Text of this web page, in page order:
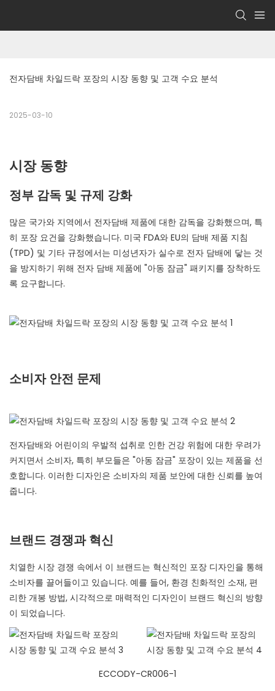
전자담배 차일드락 포장의 시장 동향 및 고객 수요 분석
2025-03-10
시장 동향
정부 감독 및 규제 강화
많은 국가와 지역에서 전자담배 제품에 대한 감독을 강화했으며, 특
히 포장 요건을 강화했습니다. 미국 FDA와 EU의 담배 제품 지침
(TPD) 및 기타 규정에서는 미성년자가 실수로 전자 담배에 닿는 것
을 방지하기 위해 전자 담배 제품에 "아동 잠금" 패키지를 장착하도
록 요구합니다.
소비자 안전 문제
전자담배와 어린이의 우발적 섭취로 인한 건강 위험에 대한 우려가
커지면서 소비자, 특히 부모들은 "아동 잠금" 포장이 있는 제품을 선
호합니다. 이러한 디자인은 소비자의 제품 보안에 대한 신뢰를 높여
줍니다.
브랜드 경쟁과 혁신
치열한 시장 경쟁 속에서 이 브랜드는 혁신적인 포장 디자인을 통해
소비자를 끌어들이고 있습니다. 예를 들어, 환경 친화적인 소재, 편
리한 개봉 방법, 시각적으로 매력적인 디자인이 브랜드 혁신의 방향
이 되었습니다.
ECCODY-CR006-1